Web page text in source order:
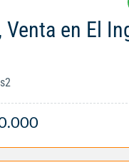
Venta en El